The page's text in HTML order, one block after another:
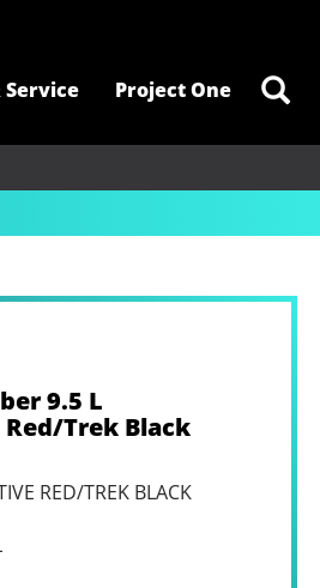
Project One
9.5 L
Trek Black
RED/TREK BLACK